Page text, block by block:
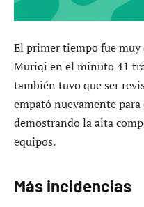
El primer tiempo fue
Muriqi en el minuto 41
también tuvo que ser
empató nuevamente
demostrando la alta
equipos.
Más incidencias